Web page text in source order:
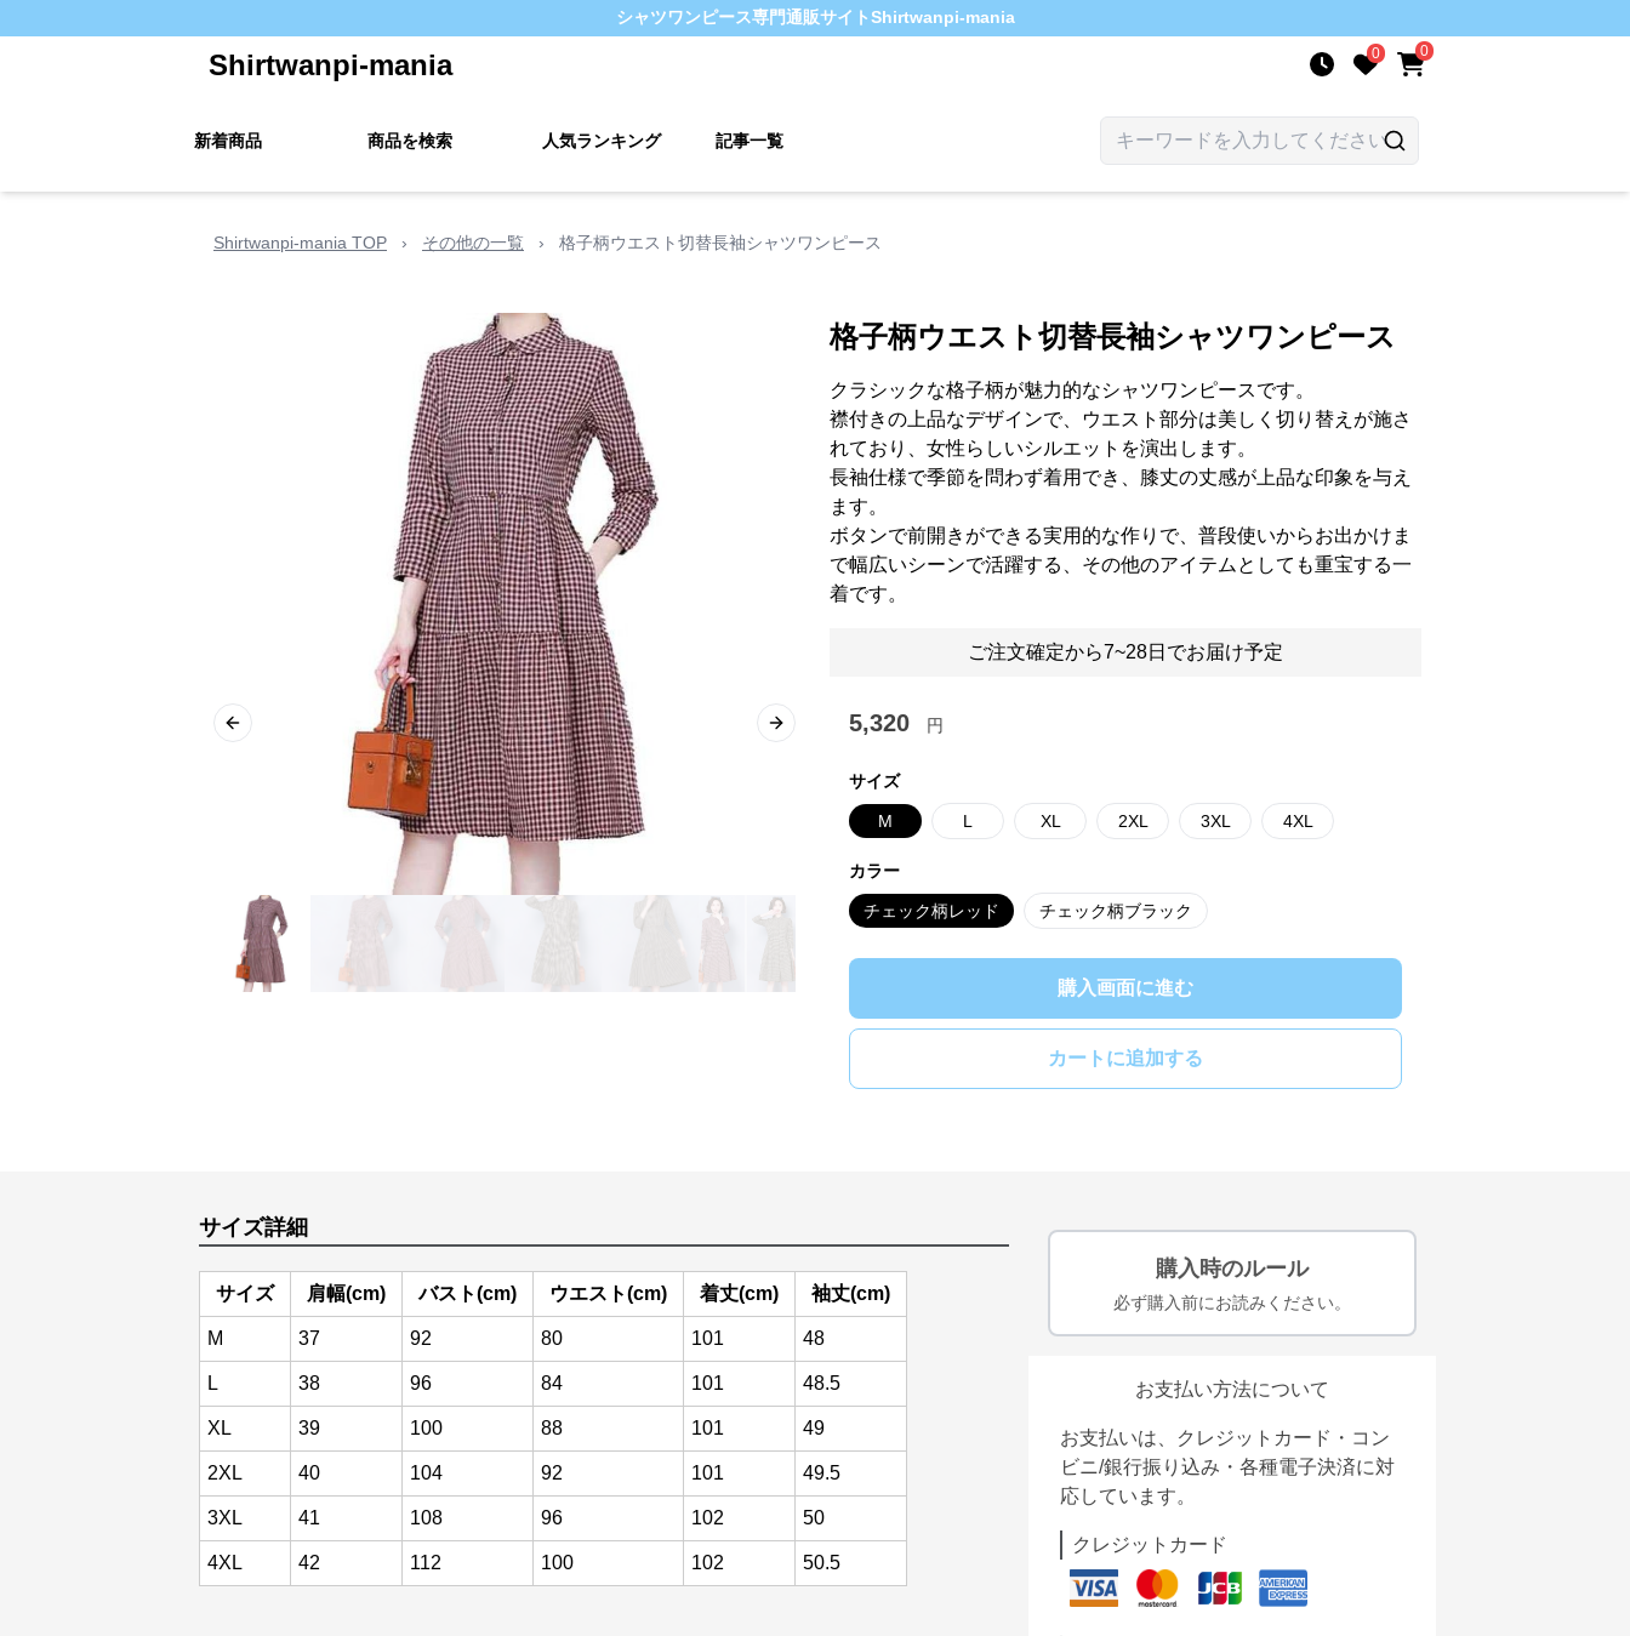
シャツワンピース専門通販サイトShirtwanpi-mania
Shirtwanpi-mania 0 0
新着商品 商品を検索 人気ランキング 記事一覧
Shirtwanpi-mania TOP › その他の一覧 › 格子柄ウエスト切替長袖シャツワンピース
Previous slide Next slide
格子柄ウエスト切替長袖シャツワンピース
クラシックな格子柄が魅力的なシャツワンピースです。
襟付きの上品なデザインで、ウエスト部分は美しく切り替えが施さ
れており、女性らしいシルエットを演出します。
長袖仕様で季節を問わず着用でき、膝丈の丈感が上品な印象を与え
ます。
ボタンで前開きができる実用的な作りで、普段使いからお出かけま
で幅広いシーンで活躍する、その他のアイテムとしても重宝する一
着です。
ご注文確定から7~28日でお届け予定
5,320 円
サイズ
M L XL 2XL 3XL 4XL
カラー
チェック柄レッド チェック柄ブラック
購入画面に進む
カートに追加する
サイズ詳細
サイズ 肩幅(cm) バスト(cm) ウエスト(cm) 着丈(cm) 袖丈(cm)
M 37 92 80 101 48
L 38 96 84 101 48.5
XL 39 100 88 101 49
2XL 40 104 92 101 49.5
3XL 41 108 96 102 50
4XL 42 112 100 102 50.5
購入時のルール
必ず購入前にお読みください。
お支払い方法について
お支払いは、クレジットカード・コン
ビニ/銀行振り込み・各種電子決済に対
応しています。
クレジットカード